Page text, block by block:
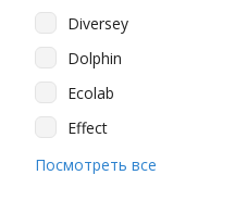
Diversey
Dolphin
Ecolab
Effect
Grass
Посмотреть все